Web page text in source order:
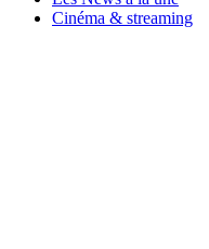
Cinéma & streaming